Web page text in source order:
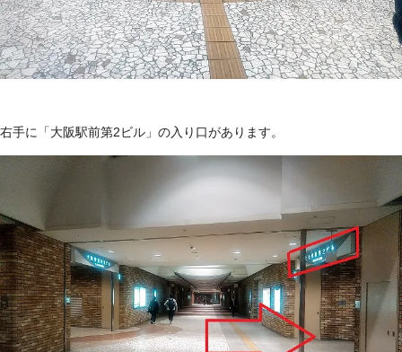
右手に「大阪駅前第2ビル」の入り口があります。